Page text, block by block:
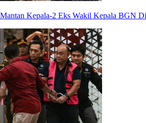
Mantan Kepala-2 Eks Wakil Kepala BGN